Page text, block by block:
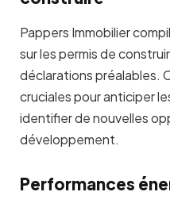
Pappers Immobilier
sur les permis de
déclarations préalables.
cruciales pour anticiper
identifier de nouvelles
développement.
Performances